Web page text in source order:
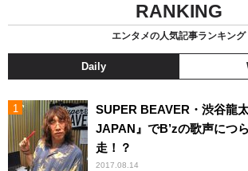
RANKING
エンタメの人気記事ランキング
Daily
SUPER BEAVER・渋谷龍
JAPAN』でB’zの歌声につ
走！？
2017.08.14